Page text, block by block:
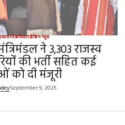
प्रादेशिकबिहारब्रेकिंग न्यूज़
ने 3,303 राजस्व
की भर्ती सहित कई
को दी मंजूरी
September 9, 2025